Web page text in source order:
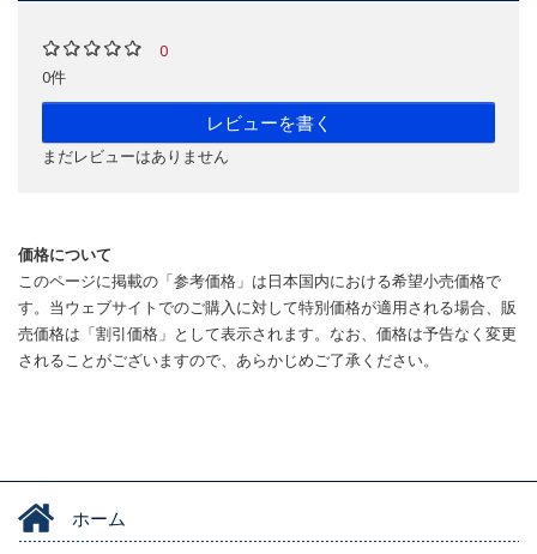
0
0件
レビューを書く
まだレビューはありません
価格について
このページに掲載の「参考価格」は日本国内における希望小売価格で
す。当ウェブサイトでのご購入に対して特別価格が適用される場合、販
売価格は「割引価格」として表示されます。なお、価格は予告なく変更
されることがございますので、あらかじめご了承ください。
ホーム